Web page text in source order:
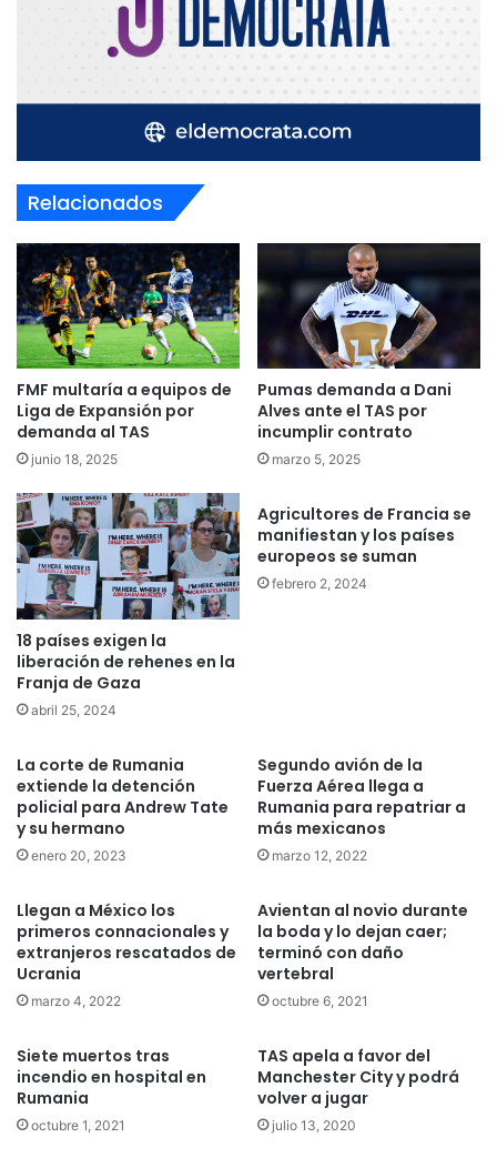
Relacionados
FMF multaría a equipos de
Liga de Expansión por
demanda al TAS
junio 18, 2025
Pumas demanda a Dani
Alves ante el TAS por
incumplir contrato
marzo 5, 2025
18 países exigen la
liberación de rehenes en la
Franja de Gaza
abril 25, 2024
Agricultores de Francia se
manifiestan y los países
europeos se suman
febrero 2, 2024
La corte de Rumania
extiende la detención
policial para Andrew Tate
y su hermano
enero 20, 2023
Segundo avión de la
Fuerza Aérea llega a
Rumania para repatriar a
más mexicanos
marzo 12, 2022
Llegan a México los
primeros connacionales y
extranjeros rescatados de
Ucrania
marzo 4, 2022
Avientan al novio durante
la boda y lo dejan caer;
terminó con daño
vertebral
octubre 6, 2021
Siete muertos tras
incendio en hospital en
Rumania
octubre 1, 2021
TAS apela a favor del
Manchester City y podrá
volver a jugar
julio 13, 2020